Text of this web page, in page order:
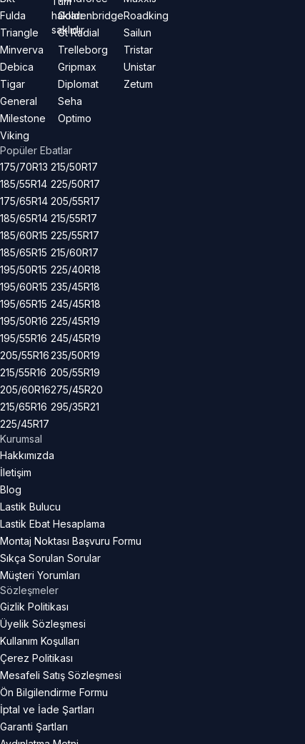
Fulda
Triangle
Minverva
Debica
Tigar
General
Milestone
Viking
Goldenbridge
Gt Radial
Trelleborg
Gripmax
Diplomat
Seha
Optimo
Roadking
Sailun
Tristar
Unistar
Zetum
Popüler Ebatlar
175/70R13
185/55R14
175/65R14
185/65R14
185/60R15
185/65R15
195/50R15
195/60R15
195/65R15
195/50R16
195/55R16
205/55R16
215/55R16
205/60R16
215/65R16
225/45R17
215/50R17
225/50R17
205/55R17
215/55R17
225/55R17
215/60R17
225/40R18
235/45R18
245/45R18
225/45R19
245/45R19
235/50R19
205/55R19
275/45R20
295/35R21
Kurumsal
Hakkımızda
İletişim
Blog
Lastik Bulucu
Lastik Ebat Hesaplama
Montaj Noktası Başvuru Formu
Sıkça Sorulan Sorular
Müşteri Yorumları
Sözleşmeler
Gizlik Politikası
Üyelik Sözleşmesi
Kullanım Koşulları
Çerez Politikası
Mesafeli Satış Sözleşmesi
Ön Bilgilendirme Formu
İptal ve İade Şartları
Garanti Şartları
hakları
saklıdır.